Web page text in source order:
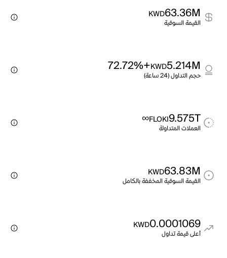
63.36M
KWD
القيمة السوقية
5.214M
KWD
+72.72%
حجم التداول (24 ساعة)
9.575T
FLOKI
∞
العملات المتداولة
63.83M
KWD
القيمة السوقية المخففة بالكامل
0.0001069
KWD
أعلى قيمة تداول